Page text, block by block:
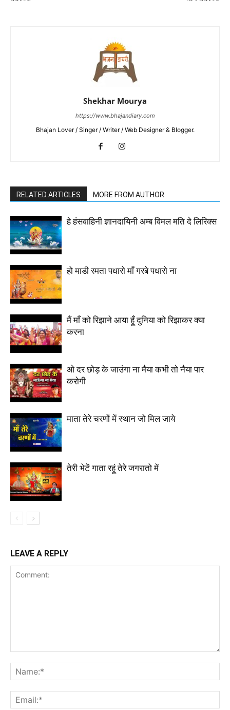
Shekhar Mourya
https://www.bhajandiary.com
Bhajan Lover / Singer / Writer / Web Designer & Blogger.
RELATED ARTICLES MORE FROM AUTHOR
हे हंसवाहिनी ज्ञानदायिनी अम्ब विमल मति दे लिरिक्स
हो माडी रमता पधारो माँ गरबे पधारो ना
मैं माँ को रिझाने आया हूँ दुनिया को रिझाकर क्या
करना
ओ दर छोड़ के जाउंगा ना मैया कभी तो नैया पार
करोगी
माता तेरे चरणों में स्थान जो मिल जाये
तेरी भेटें गाता रहूं तेरे जगरातो में
LEAVE A REPLY